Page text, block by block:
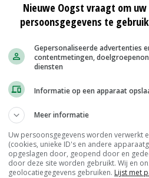
Nieuwe Oogst vraagt om
persoonsgegevens te
Gepersonaliseerde advertenties
contentmetingen,
diensten
Informatie op een apparaat
Meer informatie
Uw persoonsgegevens worden verwerkt
(cookies, unieke ID's en andere
opgeslagen door, geopend door en
door deze site worden gebruikt. Wij en
geolocatiegegevens gebruiken. Lijst met